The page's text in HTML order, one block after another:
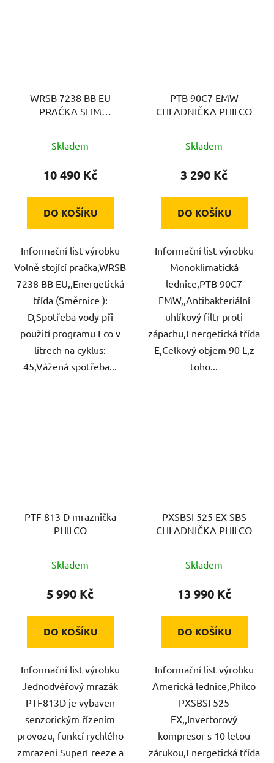
WRSB 7238 BB EU
PRAČKA SLIM
Skladem
10 490 Kč
DO KOŠÍKU
Informační list výrobku
Volně stojící pračka,WRSB
7238 BB EU,,Energetická
třída (Směrnice ):
D,Spotřeba vody při
použití programu Eco v
litrech na cyklus:
45,Vážená spotřeba...
PTB 90C7 EMW
CHLADNIČKA PHILCO
Skladem
3 290 Kč
DO KOŠÍKU
Informační list výrobku
Monoklimatická
lednice,PTB 90C7
EMW,,Antibakteriální
uhlíkový filtr proti
zápachu,Energetická třída
E,Celkový objem 90 L,z
toho...
PTF 813 D mraznička
PHILCO
Skladem
5 990 Kč
DO KOŠÍKU
Informační list výrobku
Jednodvéřový mrazák
PTF813D je vybaven
senzorickým řízením
provozu, funkcí rychlého
zmrazení SuperFreeze a
PXSBSI 525 EX SBS
CHLADNIČKA PHILCO
Skladem
13 990 Kč
DO KOŠÍKU
Informační list výrobku
Americká lednice,Philco
PXSBSI 525
EX,,Invertorový
kompresor s 10 letou
zárukou,Energetická třída